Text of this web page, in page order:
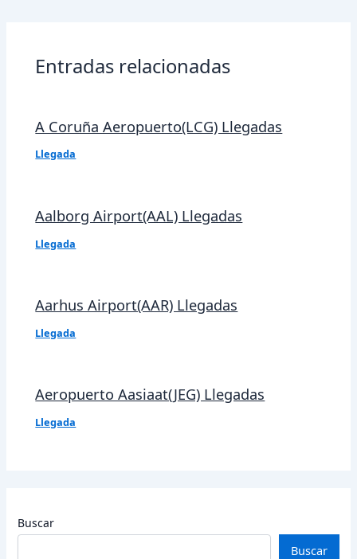
Entradas relacionadas
A Coruña Aeropuerto(LCG) Llegadas
Llegada
Aalborg Airport(AAL) Llegadas
Llegada
Aarhus Airport(AAR) Llegadas
Llegada
Aeropuerto Aasiaat(JEG) Llegadas
Llegada
Buscar
Buscar